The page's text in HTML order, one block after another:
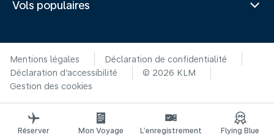
Vols populaires
Mentions légales
Déclaration de confidentialité
Déclaration d’accessibilité
© 2026 KLM
Gestion des cookies
Réserver Mon Voyage L’enregistrement Flying Blue